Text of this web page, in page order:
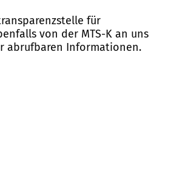
für
von der MTS-K an uns
abrufbaren Informationen.